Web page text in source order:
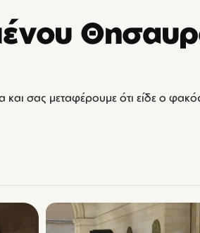
και σας μεταφέρουμε ότι είδε ο